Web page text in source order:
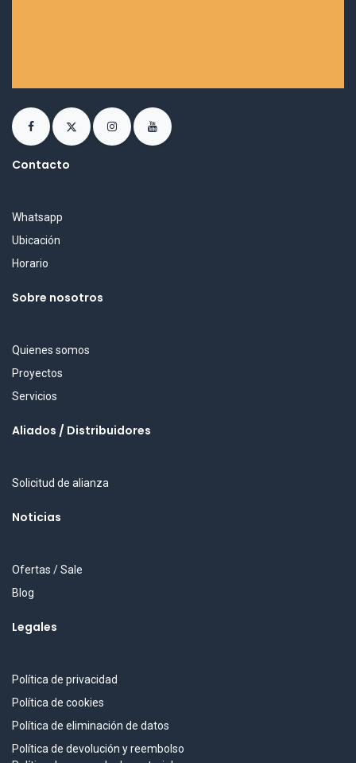
Contacto
Whatsapp
Ubicación
Horario
Sobre nosotros
Quienes somos
Proyectos
Servicios
Aliados / Distribuidores
Solicitud de alianza
Noticias
Ofertas / Sale
Blog
Legales
Política de privacidad
Política de cookies
Política de eliminación de datos
Política de devolución y reembolso